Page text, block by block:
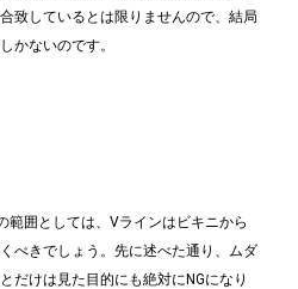
致しているとは限りませんので、結局
かないのです。
範囲としては、Vラインはビキニから
べきでしょう。先に述べた通り、ムダ
だけは見た目的にも絶対にNGになり